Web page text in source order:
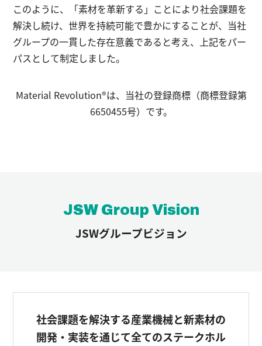
このように、「素材を革新する」ことにより社会課題を
解決し続け、世界を持続可能で豊かにすることが、当社
グループの一貫した存在意義であると考え、上記をパー
パスとして制定しました。
Material Revolution®は、当社の登録商標（商標登録第
6650455号）です。
JSW Group Vision
JSWグループビジョン
社会課題を解決する産業機械と新素材の
開発・実装を通じて全てのステークホル